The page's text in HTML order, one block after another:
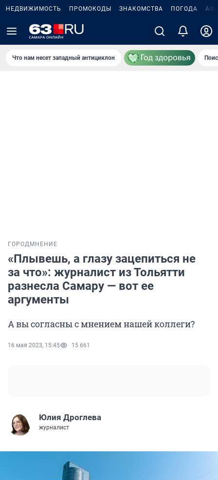
НЕДВИЖИМОСТЬ ПРОМОКОДЫ ЗНАКОМСТВА ПОГОДА
Что нам несет западный антициклон
ГОРОД МНЕНИЕ
«Плывешь, а глазу зацепиться не
за что»: журналист из Тольятти
разнесла Самару — вот ее
аргументы
А вы согласны с мнением нашей коллеги?
16 мая 2023, 15:45 15 661
Юлия Дроглева
журналист